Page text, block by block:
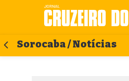
Sorocaba / Notícias